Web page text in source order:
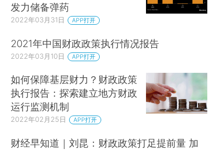
发力储备弹药
2022年03月31日 APP打开
2021年中国财政政策执行情况报告
2022年03月10日 APP打开
如何保障基层财力？财政政策
执行报告：探索建立地方财政
运行监测机制
2022年02月25日 APP打开
财经早知道｜刘昆：财政政策打足提前量 加